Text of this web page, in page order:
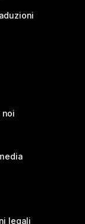
noi
legali